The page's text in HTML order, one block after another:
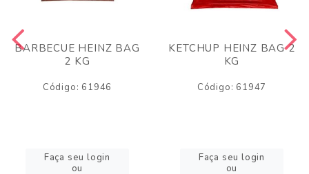
BARBECUE HEINZ BAG
2 KG
Código: 61946
Faça seu login
ou
KETCHUP HEINZ BAG 2
KG
Código: 61947
Faça seu login
ou